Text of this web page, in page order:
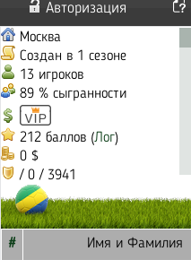
Авторизация
Москва
Создан в 1 сезоне
13 игроков
89 % сыгранности
212 баллов (Лог)
0 $
/ 0 / 3941
# Имя и Фамилия